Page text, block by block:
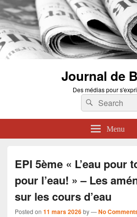
Journal de
Des médias pour
Search
for:
Search
Menu
EPI 5ème « L’eau pour
pour l’eau! » – Les
sur les cours d’eau
Posted on 11 mars 2026by—No